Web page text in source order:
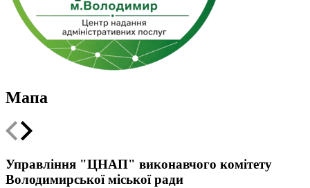
Мапа
+
−
Управління "ЦНАП" виконавчого комітету
Володимирської міської ради